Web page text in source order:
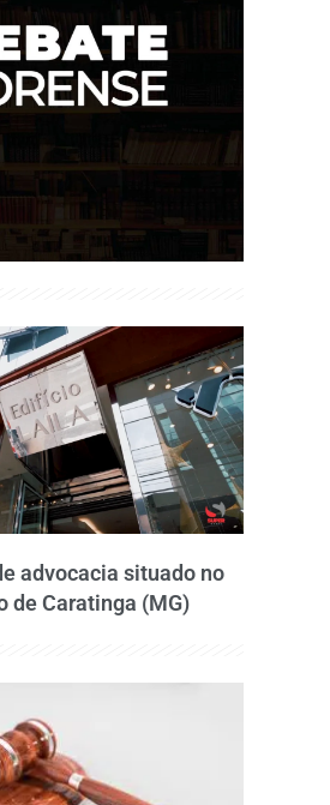
advocacia situado no
de Caratinga (MG)